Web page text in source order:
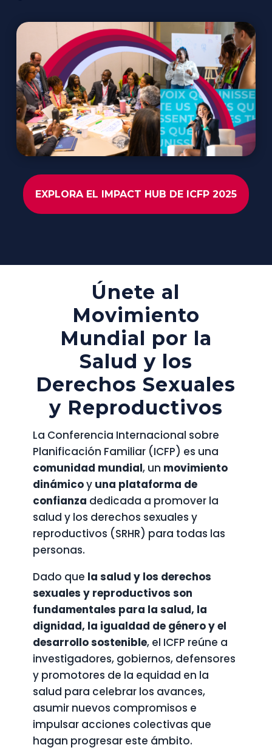
EXPLORA EL IMPACT HUB DE ICFP 2025
Únete al
Movimiento
Mundial por la
Salud y los
Derechos Sexuales
y Reproductivos
La Conferencia Internacional sobre
Planificación Familiar (ICFP) es una
comunidad mundial, un movimiento
dinámicoyuna plataforma de
confianza dedicada a promover la
salud y los derechos sexuales y
reproductivos (SRHR) para todas las
personas.
Dado que la salud y los derechos
sexuales y reproductivos son
fundamentales para la salud, la
dignidad, la igualdad de género y el
desarrollo sostenible, el ICFP reúne a
investigadores, gobiernos, defensores
y promotores de la equidad en la
salud para celebrar los avances,
asumir nuevos compromisos e
impulsar acciones colectivas que
hagan progresar este ámbito.